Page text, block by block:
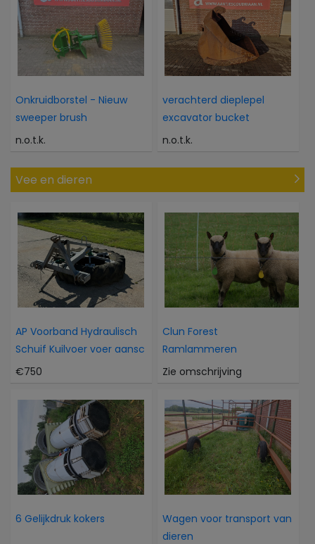
Onkruidborstel - Nieuw
sweeper brush
n.o.t.k.
verachterd dieplepel
excavator bucket
n.o.t.k.
Vee en dieren
AP Voorband Hydraulisch
Schuif Kuilvoer voer aansc
€750
Clun Forest
Ramlammeren
Zie omschrijving
6 Gelijkdruk kokers
Wagen voor transport van
dieren